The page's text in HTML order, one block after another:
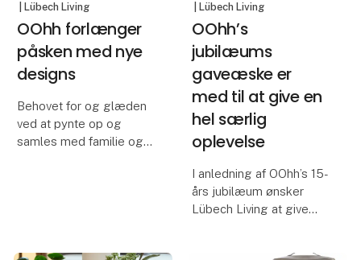
| Lübech Living
OOhh forlænger
påsken med nye
designs
Behovet for og glæden
ved at pynte op og
samles med familie og
| Lübech Living
OOhh’s
jubilæums
gaveæske er
med til at give en
hel særlig
oplevelse
I anledning af OOhh’s 15-
års jubilæum ønsker
Lübech Living at give